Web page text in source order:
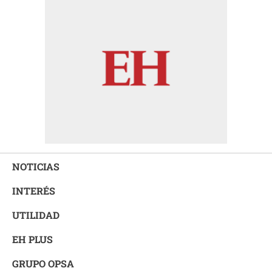
NOTICIAS
INTERÉS
UTILIDAD
EH PLUS
GRUPO OPSA